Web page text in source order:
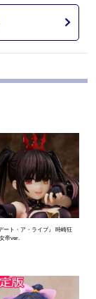
ート・ア・ライブ』 時崎狂
帝ver.